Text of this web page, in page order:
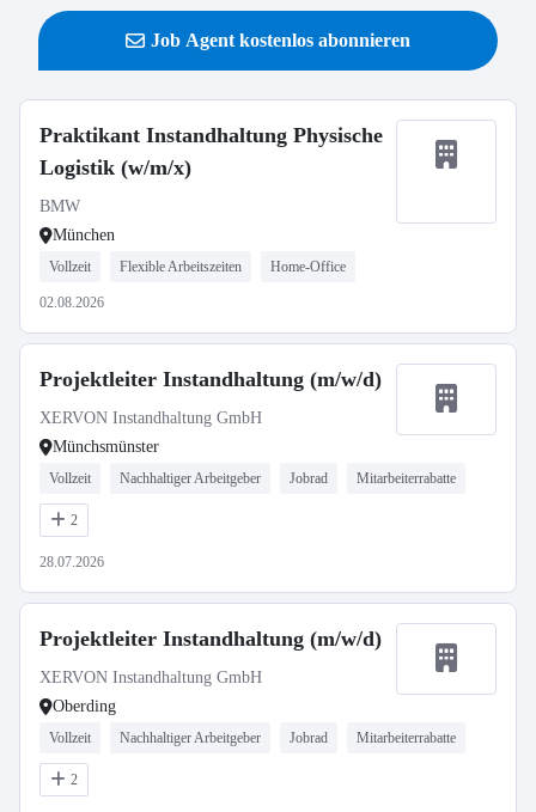
Job Agent kostenlos abonnieren
Praktikant Instandhaltung Physische
Logistik (w/m/x)
BMW
München
Vollzeit Flexible Arbeitszeiten Home-Office
02.08.2026
Projektleiter Instandhaltung (m/w/d)
XERVON Instandhaltung GmbH
Münchsmünster
Vollzeit Nachhaltiger Arbeitgeber Jobrad Mitarbeiterrabatte
2
28.07.2026
Projektleiter Instandhaltung (m/w/d)
XERVON Instandhaltung GmbH
Oberding
Vollzeit Nachhaltiger Arbeitgeber Jobrad Mitarbeiterrabatte
2